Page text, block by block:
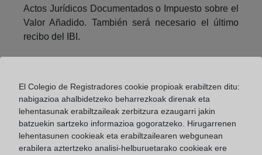
Actos Jurídicos Documentados o Impuesto sobre el
Valor Añadido. También será necesario el último
recibo del IBI.
El Colegio de Registradores cookie propioak erabiltzen ditu:
nabigazioa ahalbidetzeko beharrezkoak direnak eta
lehentasunak erabiltzaileak zerbitzura ezaugarri jakin
batzuekin sartzeko informazioa gogoratzeko. Hirugarrenen
lehentasunen cookieak eta erabiltzailearen webgunean
erabilera aztertzeko analisi-helburuetarako cookieak ere